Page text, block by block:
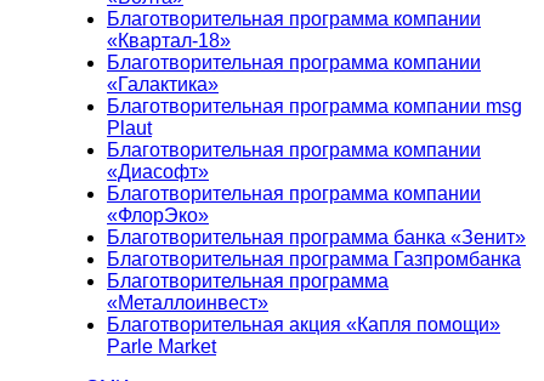
Благотворительная программа компании
«Квартал-18»
Благотворительная программа компании
«Галактика»
Благотворительная программа компании msg
Plaut
Благотворительная программа компании
«Диасофт»
Благотворительная программа компании
«ФлорЭко»
Благотворительная программа банка «Зенит»
Благотворительная программа Газпромбанка
Благотворительная программа
«Металлоинвест»
Благотворительная акция «Капля помощи»
Parle Market